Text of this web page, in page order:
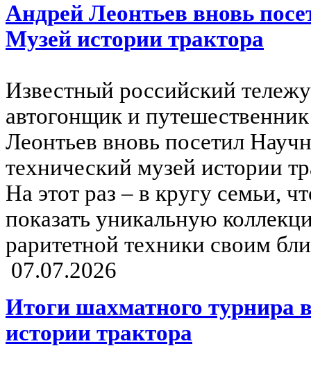
Андрей Леонтьев вновь
Музей истории трактора
Известный российский
автогонщик и
Леонтьев вновь посетил
технический музей истории
На этот раз – в кругу семьи,
показать уникальную
раритетной техники своим
07.07.2026
Итоги шахматного турнира
истории трактора